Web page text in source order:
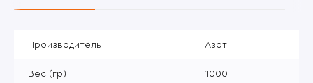
Производитель Азот
Вес (гр) 1000